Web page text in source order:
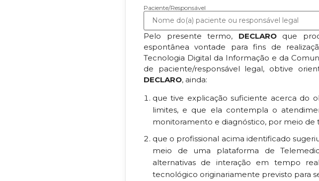
Paciente/Responsável
Pelo presente termo, DECLAROque
espontânea vontade para fins de
Tecnologia Digital da Informação e da
de paciente/responsável legal, obtive
DECLARO, ainda:
que tive explicação suficiente acerca do
limites, e que ela contempla o
monitoramento e diagnóstico, por meio de
que o profissional acima identificado
meio de uma plataforma de
alternativas de interação em tempo
tecnológico originariamente previsto para